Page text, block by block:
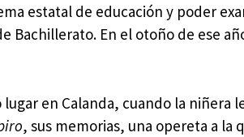
estatal de educación y poder
Bachillerato. En el otoño de ese
en Calanda, cuando la niñera
, sus memorias, una opereta a la